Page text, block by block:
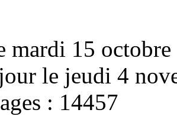
mardi 15
le jeudi 4
: 14457